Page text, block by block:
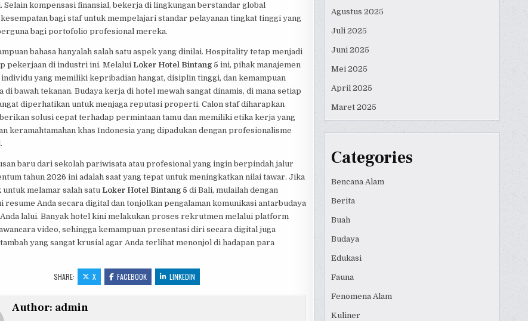
Selain kompensasi finansial, bekerja di lingkungan berstandar global
bagi staf untuk mempelajari standar pelayanan tingkat tinggi yang
bagi portofolio profesional mereka.
bahasa hanyalah salah satu aspek yang dinilai. Hospitality tetap menjadi
pekerjaan di industri ini. MelaluiLoker Hotel Bintang 5 ini, pihak manajemen
yang memiliki kepribadian hangat, disiplin tinggi, dan kemampuan
di bawah tekanan. Budaya kerja di hotel mewah sangat dinamis, di mana setiap
diperhatikan untuk menjaga reputasi properti. Calon staf diharapkan
solusi cepat terhadap permintaan tamu dan memiliki etika kerja yang
keramahtamahan khas Indonesia yang dipadukan dengan profesionalisme
baru dari sekolah pariwisata atau profesional yang ingin berpindah jalur
tahun 2026 ini adalah saat yang tepat untuk meningkatkan nilai tawar. Jika
melamar salah satu Loker Hotel Bintang 5 di Bali, mulailah dengan
resume Anda secara digital dan tonjolkan pengalaman komunikasi antarbudaya
lalui. Banyak hotel kini melakukan proses rekrutmen melalui platform
video, sehingga kemampuan presentasi diri secara digital juga
yang sangat krusial agar Anda terlihat menonjol di hadapan para
SHARE: X FACEBOOK LINKEDIN
Author: admin
Agustus 2025
Juli 2025
Juni 2025
Mei 2025
April 2025
Maret 2025
Categories
Bencana Alam
Berita
Buah
Budaya
Edukasi
Fauna
Fenomena Alam
Kuliner